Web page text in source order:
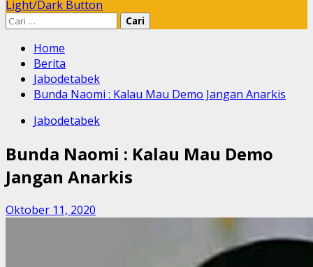
Light/Dark Button
Cari
Home
Berita
Jabodetabek
Bunda Naomi : Kalau Mau Demo Jangan Anarkis
Jabodetabek
Bunda Naomi : Kalau Mau Demo
Jangan Anarkis
Oktober 11, 2020